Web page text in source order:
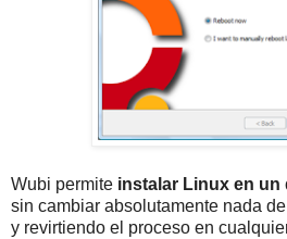
Wubi permite instalar Linux en
sin cambiar absolutamente nada
y revirtiendo el proceso en